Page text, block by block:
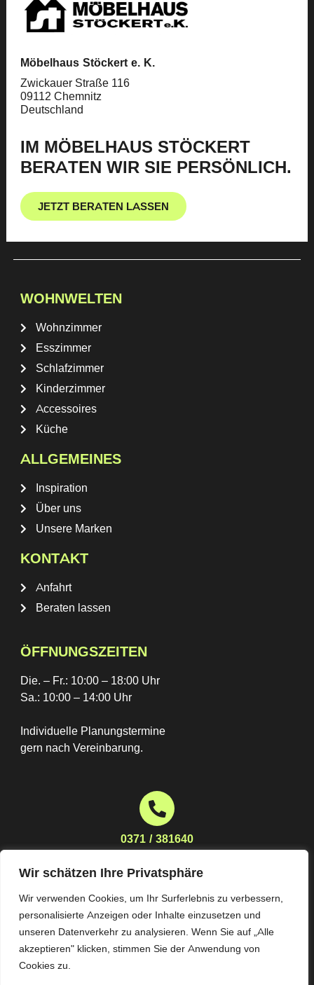
Wir schätzen Ihre Privatsphäre
Wir verwenden Cookies, um Ihr Surferlebnis zu verbessern,
personalisierte Anzeigen oder Inhalte einzusetzen und
unseren Datenverkehr zu analysieren. Wenn Sie auf „Alle
akzeptieren" klicken, stimmen Sie der Anwendung von
Cookies zu.
Möbelhaus Stöckert e. K.
Zwickauer Straße 116
09112 Chemnitz
Deutschland
IM MÖBELHAUS STÖCKERT
BERATEN WIR SIE PERSÖNLICH.
JETZT BERATEN LASSEN
WOHNWELTEN
Wohnzimmer
Esszimmer
Schlafzimmer
Kinderzimmer
Accessoires
Küche
ALLGEMEINES
Inspiration
Über uns
Unsere Marken
KONTAKT
Anfahrt
Beraten lassen
ÖFFNUNGSZEITEN
Die. – Fr.: 10:00 – 18:00 Uhr
Sa.: 10:00 – 14:00 Uhr
Individuelle Planungstermine
gern nach Vereinbarung.
0371 / 381640
planung@moebelhaus-stoeckert.de